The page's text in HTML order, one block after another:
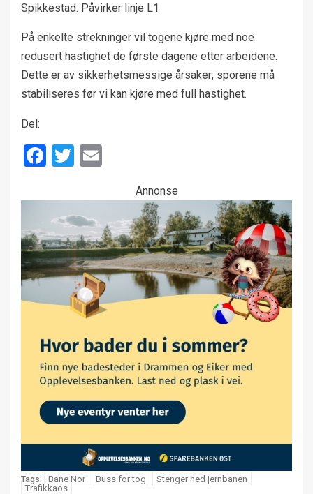
Spikkestad. Påvirker linje L1
På enkelte strekninger vil togene kjøre med noe
redusert hastighet de første dagene etter arbeidene.
Dette er av sikkerhetsmessige årsaker; sporene må
stabiliseres før vi kan kjøre med full hastighet.
Del:
Facebook
Twitter
Annonse
Tags: Bane Nor Buss for tog
Stenger ned jernbanen
Trafikkaos